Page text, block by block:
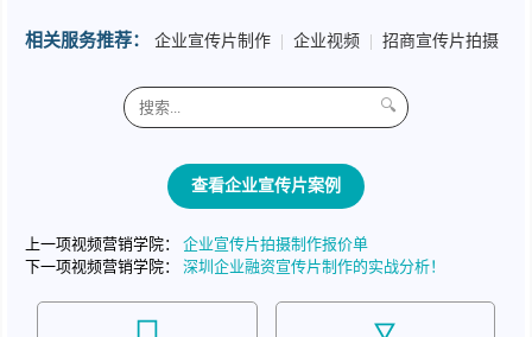
相关服务推荐： 企业宣传片制作 企业视频 招商宣传片拍摄
🔍
查看企业宣传片案例
上一项视频营销学院： 企业宣传片拍摄制作报价单
下一项视频营销学院： 深圳企业融资宣传片制作的实战分析！